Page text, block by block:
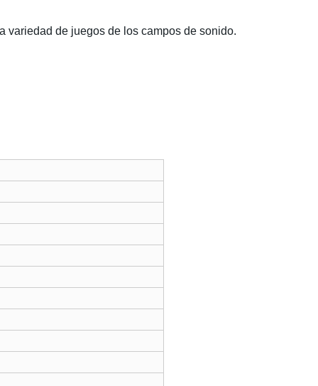
variedad de juegos de los campos de sonido.